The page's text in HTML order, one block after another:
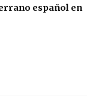
español en